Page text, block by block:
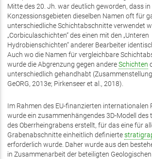
Mitte des 20. Jh. war deutlich geworden, dass
Konzessionsgebieten dieselben Namen oft für
unterschiedliche Schichtabschnitte verwendet
„Corbiculaschichten“ des einen mit den „Unteren
Hydrobienschichten“ anderer Bearbeiter
Auch wo die Namen für vergleichbare
wurde die Abgrenzung gegen andereSchichten
unterschiedlich gehandhabt
GeORG, 2013e; Pirkenseer et al., 2018).
Im Rahmen des EU-finanzierten internationalen
wurde ein zusammenhängendes 3D-Modell des
des Oberrheingrabens erstellt, für das eine für
Grabenabschnitte einheitlich definierte
erforderlich wurde. Daher wurde aus den
in Zusammenarbeit der beteiligten